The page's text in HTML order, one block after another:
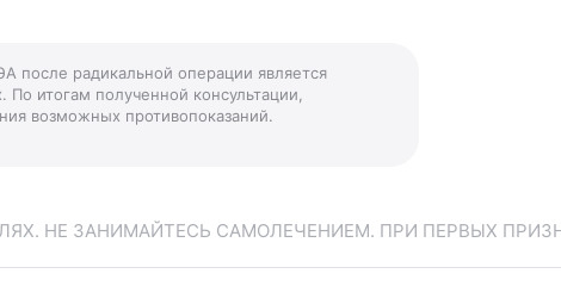
после радикальной операции является
итогам полученной консультации,
возможных противопоказаний.
НЕ ЗАНИМАЙТЕСЬ САМОЛЕЧЕНИЕМ. ПРИ ПЕРВЫХ